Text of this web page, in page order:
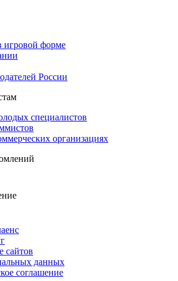
игровой форме
России
специалистов
организациях
сайтов
данных
соглашение